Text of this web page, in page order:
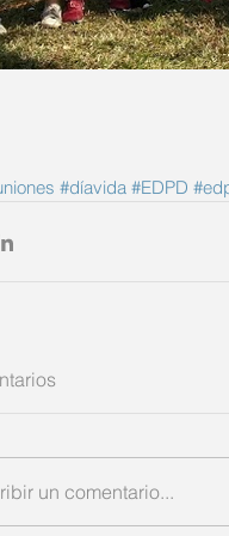
#díavida #EDPD
un comentario...